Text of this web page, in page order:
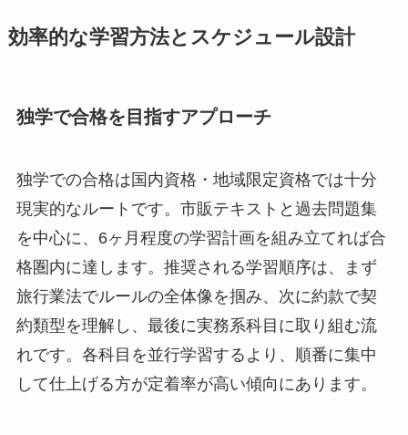
効率的な学習方法とスケジュール設計
独学で合格を目指すアプローチ
独学での合格は国内資格・地域限定資格では十分
現実的なルートです。市販テキストと過去問題集
を中心に、6ヶ月程度の学習計画を組み立てれば合
格圏内に達します。推奨される学習順序は、まず
旅行業法でルールの全体像を掴み、次に約款で契
約類型を理解し、最後に実務系科目に取り組む流
れです。各科目を並行学習するより、順番に集中
して仕上げる方が定着率が高い傾向にあります。